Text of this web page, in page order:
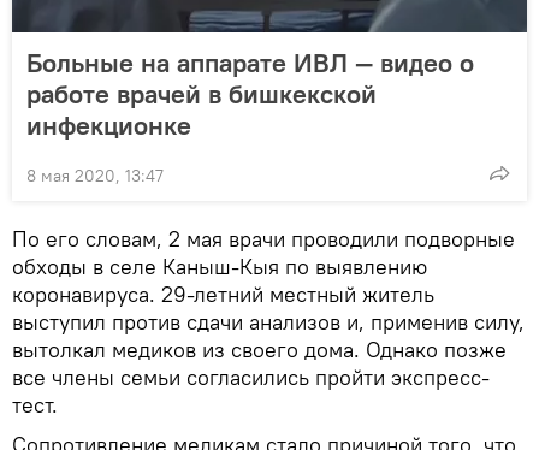
Больные на аппарате ИВЛ — видео о
работе врачей в бишкекской
инфекционке
8 мая 2020, 13:47
По его словам, 2 мая врачи проводили подворные
обходы в селе Каныш-Кыя по выявлению
коронавируса. 29-летний местный житель
выступил против сдачи анализов и, применив силу,
вытолкал медиков из своего дома. Однако позже
все члены семьи согласились пройти экспресс-
тест.
Сопротивление медикам стало причиной того, что